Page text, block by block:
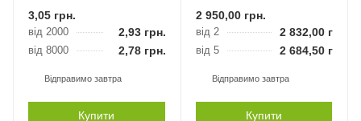
3,05 грн.
від 2000 2,93грн.
від 8000 2,78грн.
Відправимо завтра
Купити
2 950,00грн.
від 2 2 832,00грн.
від 5 2 684,50грн.
Відправимо завтра
Купити